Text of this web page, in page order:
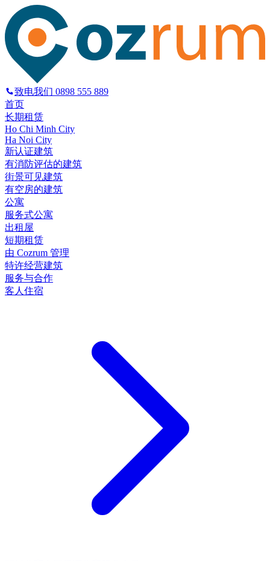
致电我们 0898 555 889
首页
长期租赁
Ho Chi Minh City
Ha Noi City
新认证建筑
有消防评估的建筑
街景可见建筑
有空房的建筑
公寓
服务式公寓
出租屋
短期租赁
由 Cozrum 管理
特许经营建筑
服务与合作
客人住宿